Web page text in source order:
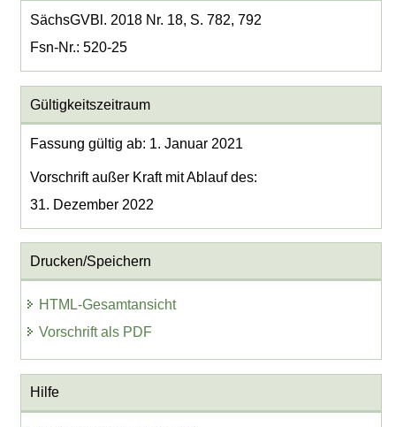
SächsGVBl. 2018 Nr. 18, S. 782, 792
Fsn-Nr.: 520-25
Gültigkeitszeitraum
Fassung gültig ab: 1. Januar 2021
Vorschrift außer Kraft mit Ablauf des:
31. Dezember 2022
Drucken/Speichern
HTML-Gesamtansicht
Vorschrift als PDF
Hilfe